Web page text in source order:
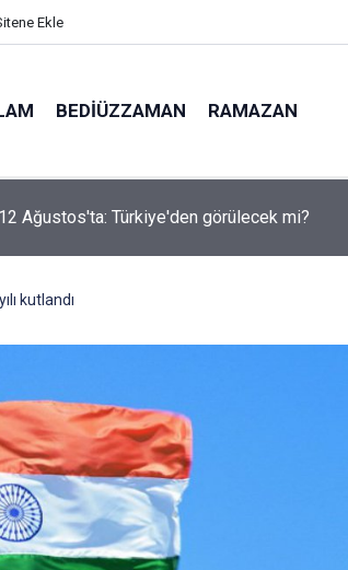
Ekle
BEDIÜZZAMAN RAMAZAN
Ağustos'ta: Türkiye'den görülecek mi?
kutlandı